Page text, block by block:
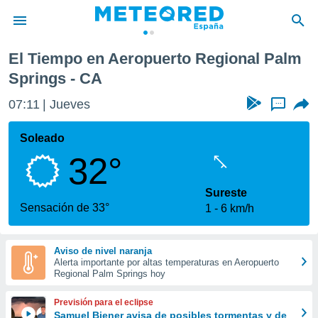
de
para
la
calidad.
a este
forma
digital
basada
El Tiempo en Aeropuerto Regional Palm
Springs - CA
07:11 Jueves ...
Soleado
32°
Sensación de 33°
Sureste
1
6 km/h
Aviso de nivel naranja
Alerta importante por altas temperaturas en Aeropuerto
Regional Palm Springs hoy
Previsión para el eclipse
Samuel Biener avisa de posibles tormentas y de